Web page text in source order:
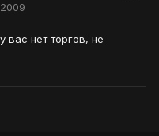
вас нет торгов, не